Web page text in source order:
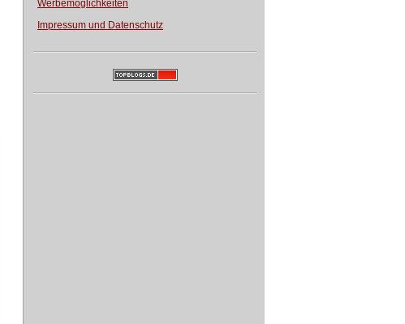
Werbemöglichkeiten
Impressum und Datenschutz